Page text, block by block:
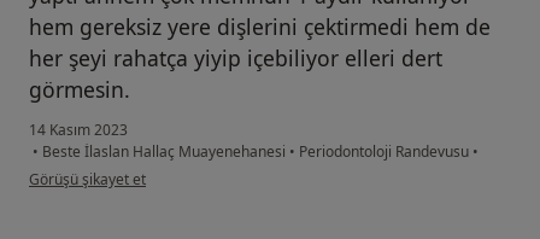
hem gereksiz yere dişlerini çektirmedi hem de
her şeyi rahatça yiyip içebiliyor elleri dert
görmesin.
14 Kasım 2023
• Beste İlaslan Hallaç Muayenehanesi • Periodontoloji Randevusu •
kullanıcının görüşüne göre bu...a
Görüşü şikayet et